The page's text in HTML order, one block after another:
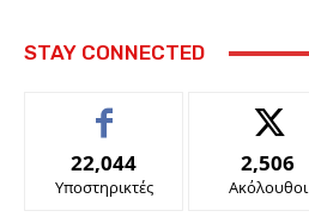
STAY CONNECTED
22,044
Υποστηρικτές
2,506
Ακόλουθοι